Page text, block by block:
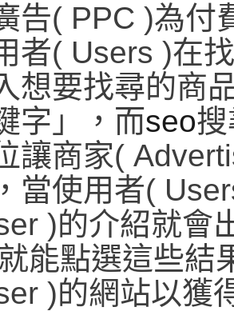
告( PPC )為付
者( Users )在
想要找尋的商
字」，而seo
讓商家(
當使用者(
)的介紹就會
能點選這些結
)的網站以獲